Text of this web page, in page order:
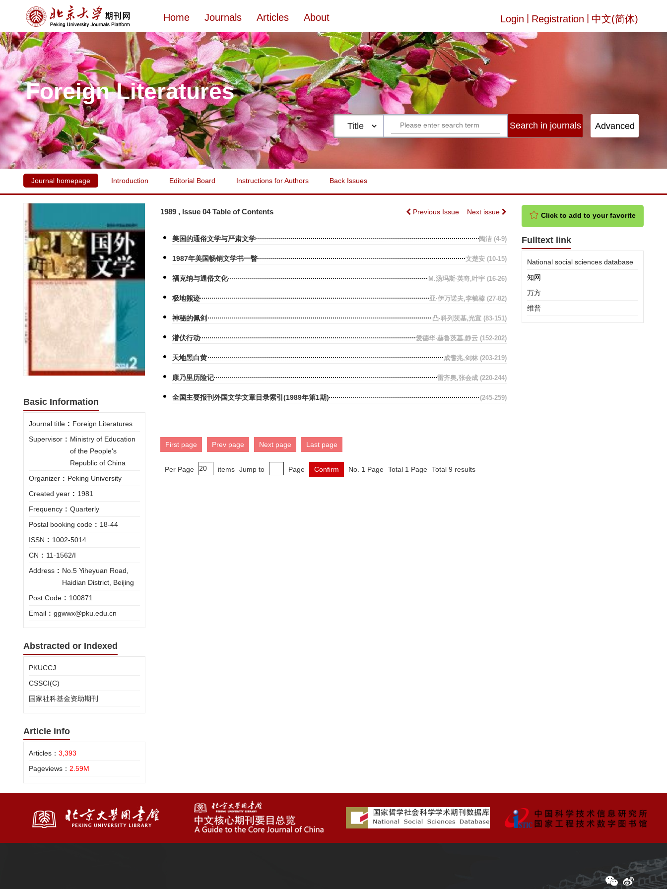
Login Registration 中文(简体)
Home Journals Articles About
Foreign Literatures
Journal homepage Introduction Editorial Board Instructions for Authors Back Issues
Basic Information
Journal title : Foreign Literatures
Supervisor : Ministry of Education
of the People's
Republic of China
Organizer : Peking University
Created year : 1981
Frequency : Quarterly
Postal booking code : 18-44
ISSN : 1002-5014
CN : 11-1562/I
Address : No.5 Yiheyuan Road,
Haidian District, Beijing
Post Code : 100871
Email : ggwwx@pku.edu.cn
Abstracted or Indexed
PKUCCJ
CSSCI(C)
国家社科基金资助期刊
Article info
Articles： 3,393
Pageviews： 2.59M
1989 , Issue 04 Table of Contents Previous Issue Next issue
美国的通俗文学与严肃文学 陶洁 (4-9)
1987年美国畅销文学书一瞥 文楚安 (10-15)
福克纳与通俗文化 M.汤玛斯·英奇,叶宇 (16-26)
极地熊迹 亚·伊万诺夫,李毓榛 (27-82)
神秘的佩剑 凸·科列茨基,光宣 (83-151)
潜伏行动 爱德华·赫鲁茨基,静云 (152-202)
天地黑白黄 成耆兆,剑林 (203-219)
康乃里历险记 雷齐奥,张会成 (220-244)
全国主要报刊外国文学文章目录索引(1989年第1期) (245-259)
First page Prev page Next page Last page
Per Page items Jump to Page Confirm No. 1 Page Total 1 Page Total 9 results
Click to add to your favorite
Fulltext link
National social sciences database
知网
万方
维普